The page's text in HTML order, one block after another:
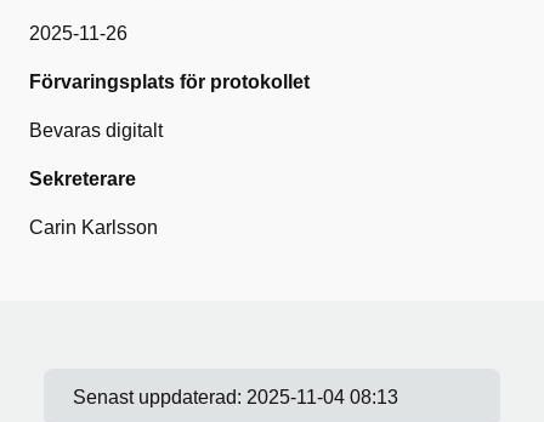
2025-11-26
Förvaringsplats för protokollet
Bevaras digitalt
Sekreterare
Carin Karlsson
Senast uppdaterad: 2025-11-04 08:13